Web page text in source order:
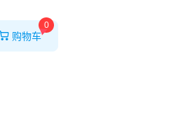
0
购物车